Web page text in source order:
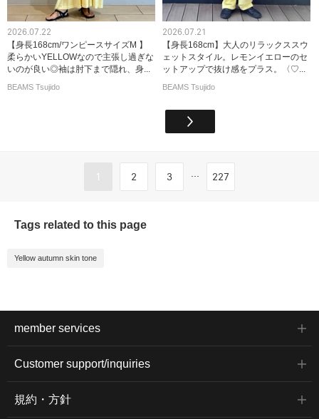
2026.07.22
【身長168cm/ワンピースサイズM 】
柔らかいYELLOWなので主張し過ぎな
いのが良い◎袖は肘下まで隠れ、身...
BEAMS Tsujido
2026.07.21
【身長168cm】大人のリラックススウ
ェットスタイル。レモンイエローのセ
ットアップで抜け感をプラス。〈♡...
BEAMS Tsujido
1 2 3 ... 227
Tags related to this page
Yellow autumn skin tone
member services
Customer support/inquiries
規約・方針